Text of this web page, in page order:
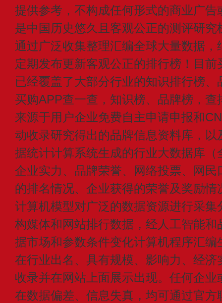
提供参考，不构成任何形式的商业广
是中国历史悠久且客观公正的测评研
通过广泛收集整理汇编全球大量数据
定期发布更新客观公正的排行榜！目
已经覆盖了大部分行业的知识排行榜
买购APP查一查，知识榜、品牌榜，
来源于用户企业免费自主申请申报和
动收录研究得出的品牌信息资料库，
据统计计算系统生成的行业大数据库
企业实力、品牌荣誉、网络投票、网
的排名情况、企业获得的荣誉及奖励
计算机模型对广泛的数据资源进行采
构媒体和网站排行数据，经人工智能
据市场和参数条件变化计算机程序汇
在行业出名、具有规模、影响力、经
收录并在网站上面展示出现。任何企
在数据偏差、信息失真，均可通过官